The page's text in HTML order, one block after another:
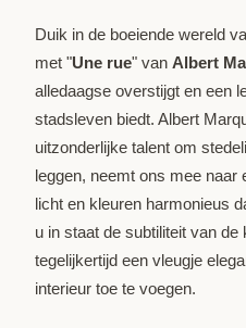
Duik in de boeiende wereld
met "Une rue" van Albert
alledaagse overstijgt en een
stadsleven biedt. Albert
uitzonderlijke talent om
leggen, neemt ons mee naar
licht en kleuren harmonieus
u in staat de subtiliteit van
tegelijkertijd een vleugje
interieur toe te voegen.